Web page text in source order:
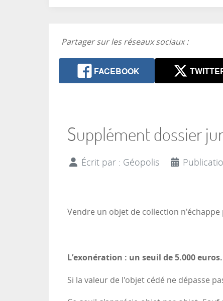
Partager sur les réseaux sociaux :
FACEBOOK
Supplément dossier
Écrit par : Géopolis
Vendre un objet de collection
L’exonération : un seuil de 5.000 euros.
Si la valeur de l'objet cédé ne dépasse